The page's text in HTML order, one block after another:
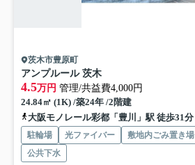
茨木市豊原町
アンプルール 茨木
4.5万円 管理/共益費4,000円
24.84㎡ (1K) /築24年 /2階建
大阪モノレール彩都「豊川」駅 徒歩31分
駐輪場 光ファイバー 敷地内ごみ置き場
公共下水